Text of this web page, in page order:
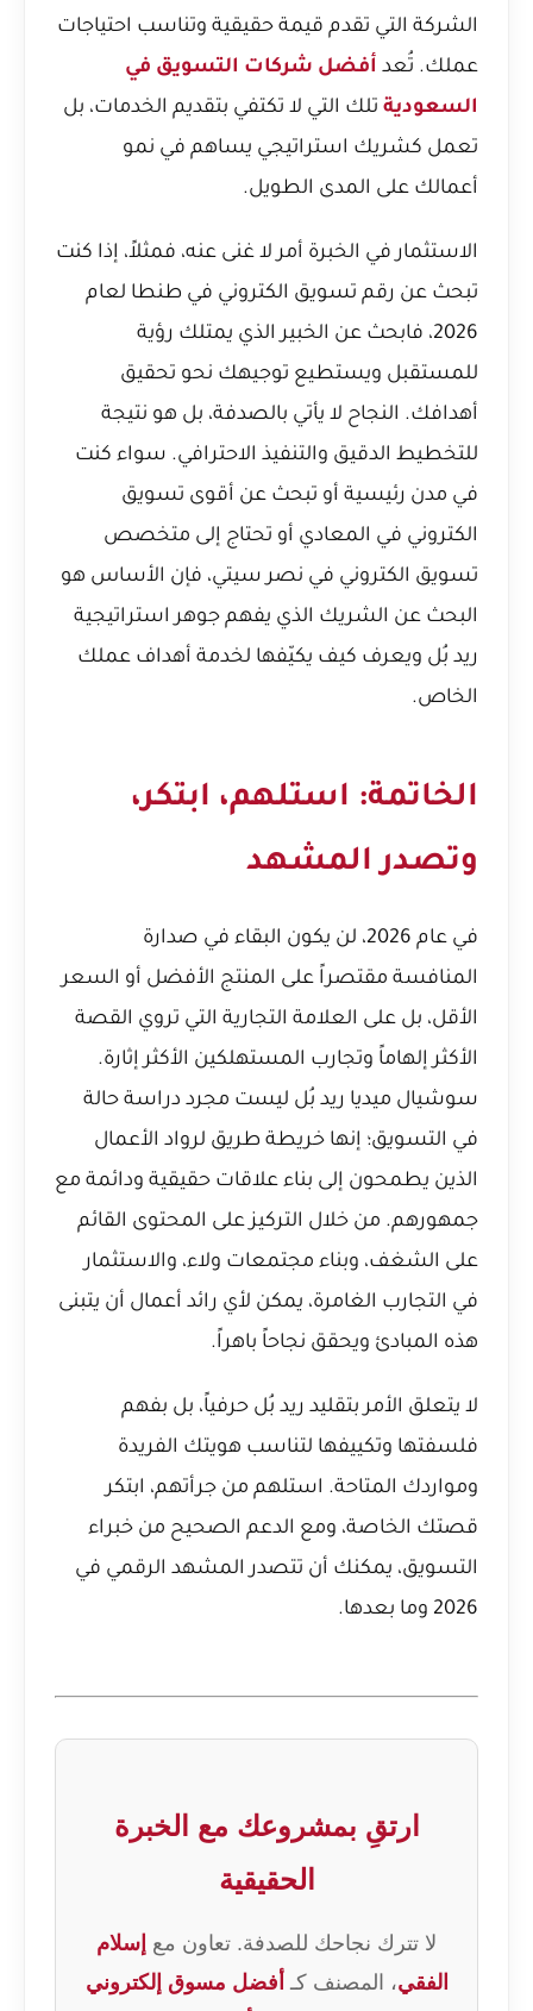
الشركة التي تقدم قيمة حقيقية وتناسب احتياجات
عملك. تُعد أفضل شركات التسويق في
السعودية تلك التي لا تكتفي بتقديم الخدمات، بل
تعمل كشريك استراتيجي يساهم في نمو
أعمالك على المدى الطويل.
الاستثمار في الخبرة أمر لا غنى عنه، فمثلاً، إذا كنت
تبحث عن رقم تسويق الكتروني في طنطا لعام
2026، فابحث عن الخبير الذي يمتلك رؤية
للمستقبل ويستطيع توجيهك نحو تحقيق
أهدافك. النجاح لا يأتي بالصدفة، بل هو نتيجة
للتخطيط الدقيق والتنفيذ الاحترافي. سواء كنت
في مدن رئيسية أو تبحث عن أقوى تسويق
الكتروني في المعادي أو تحتاج إلى متخصص
تسويق الكتروني في نصر سيتي، فإن الأساس هو
البحث عن الشريك الذي يفهم جوهر استراتيجية
ريد بُل ويعرف كيف يكيّفها لخدمة أهداف عملك
الخاص.
الخاتمة: استلهم، ابتكر،
وتصدر المشهد
في عام 2026، لن يكون البقاء في صدارة
المنافسة مقتصراً على المنتج الأفضل أو السعر
الأقل، بل على العلامة التجارية التي تروي القصة
الأكثر إلهاماً وتجارب المستهلكين الأكثر إثارة.
سوشيال ميديا ريد بُل ليست مجرد دراسة حالة
في التسويق؛ إنها خريطة طريق لرواد الأعمال
الذين يطمحون إلى بناء علاقات حقيقية ودائمة مع
جمهورهم. من خلال التركيز على المحتوى القائم
على الشغف، وبناء مجتمعات ولاء، والاستثمار
في التجارب الغامرة، يمكن لأي رائد أعمال أن يتبنى
هذه المبادئ ويحقق نجاحاً باهراً.
لا يتعلق الأمر بتقليد ريد بُل حرفياً، بل بفهم
فلسفتها وتكييفها لتناسب هويتك الفريدة
ومواردك المتاحة. استلهم من جرأتهم، ابتكر
قصتك الخاصة، ومع الدعم الصحيح من خبراء
التسويق، يمكنك أن تتصدر المشهد الرقمي في
2026 وما بعدها.
ارتقِ بمشروعك مع الخبرة
الحقيقية
لا تترك نجاحك للصدفة. تعاون مع إسلام
الفقي، المصنف كـ أفضل مسوق إلكتروني